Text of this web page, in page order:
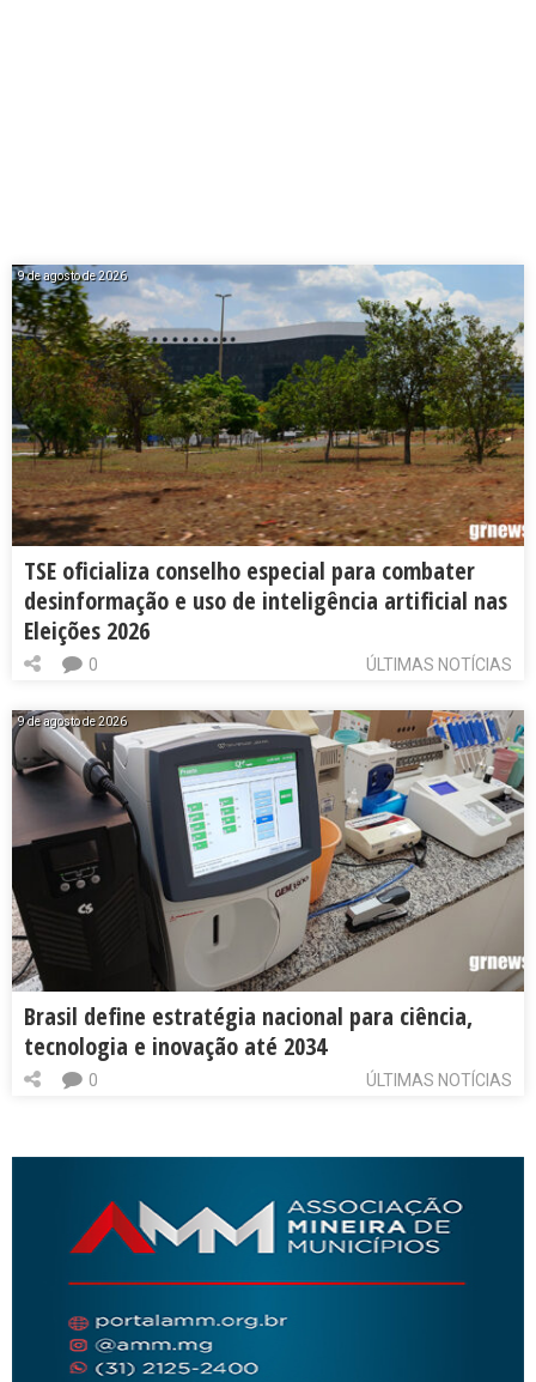
9 de agosto de 2026
TSE oficializa conselho especial para combater
desinformação e uso de inteligência artificial nas
Eleições 2026
ÚLTIMAS NOTÍCIAS
0
9 de agosto de 2026
Brasil define estratégia nacional para ciência,
tecnologia e inovação até 2034
ÚLTIMAS NOTÍCIAS
0